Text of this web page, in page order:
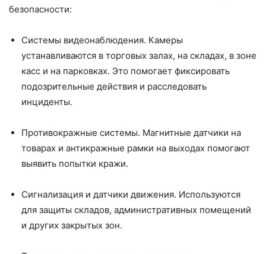
безопасности:
Системы видеонаблюдения. Камеры
устанавливаются в торговых залах, на складах, в зоне
касс и на парковках. Это помогает фиксировать
подозрительные действия и расследовать
инциденты.
Противокражные системы. Магнитные датчики на
товарах и антикражные рамки на выходах помогают
выявить попытки кражи.
Сигнализация и датчики движения. Используются
для защиты складов, административных помещений
и других закрытых зон.